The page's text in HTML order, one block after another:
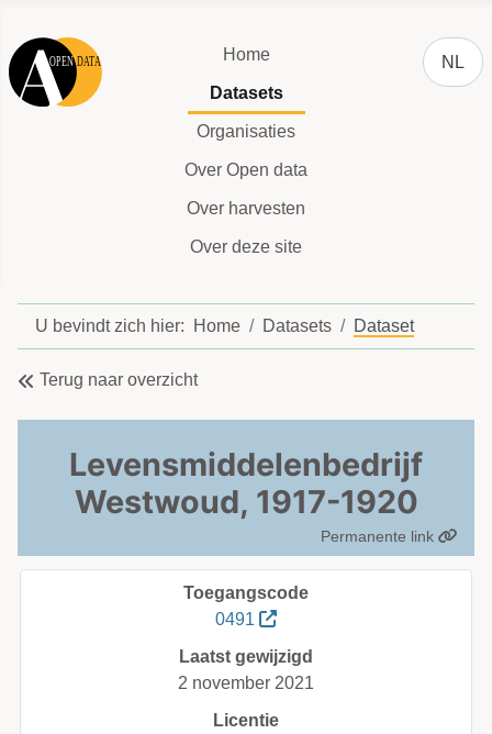
Home
Datasets
Organisaties
Over Open data
Over harvesten
Over deze site
NL
U bevindt zich hier: Home Datasets Dataset
Terug naar overzicht
Levensmiddelenbedrijf
Westwoud, 1917-1920
Permanente link
Toegangscode
0491
Laatst gewijzigd
2 november 2021
Licentie